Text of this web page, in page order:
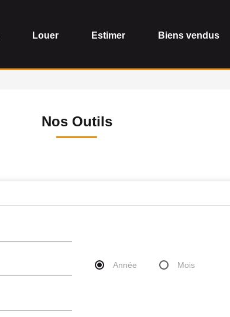
Louer Estimer Biens vendus
Nos Outils
Année Mois